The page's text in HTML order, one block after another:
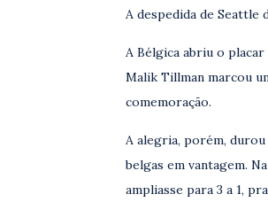
A despedida de Seattle
A Bélgica abriu o
Malik Tillman marcou
comemoração.
A alegria, porém,
belgas em vantagem.
ampliasse para 3 a 1,